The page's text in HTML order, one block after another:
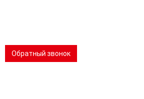
Обратный звонок